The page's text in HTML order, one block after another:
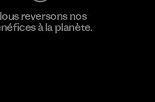
reversons nos
à la planète.